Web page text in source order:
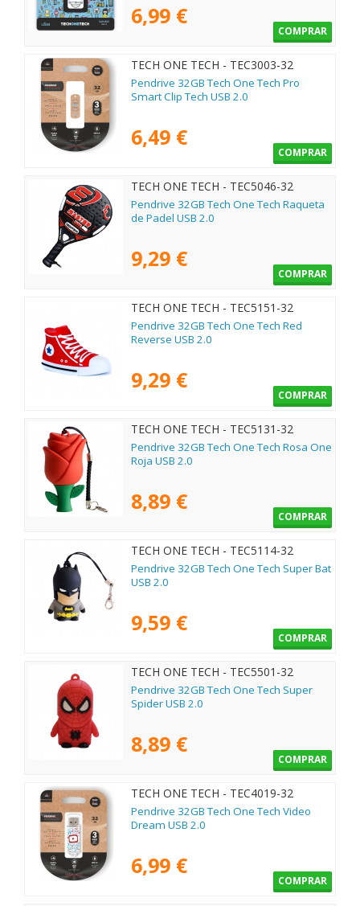
6,99 €
COMPRAR
TECH ONE TECH - TEC3003-32
Pendrive 32GB Tech One Tech Pro
Smart Clip Tech USB 2.0
6,49 €
COMPRAR
TECH ONE TECH - TEC5046-32
Pendrive 32GB Tech One Tech Raqueta
de Padel USB 2.0
9,29 €
COMPRAR
TECH ONE TECH - TEC5151-32
Pendrive 32GB Tech One Tech Red
Reverse USB 2.0
9,29 €
COMPRAR
TECH ONE TECH - TEC5131-32
Pendrive 32GB Tech One Tech Rosa One
Roja USB 2.0
8,89 €
COMPRAR
TECH ONE TECH - TEC5114-32
Pendrive 32GB Tech One Tech Super Bat
USB 2.0
9,59 €
COMPRAR
TECH ONE TECH - TEC5501-32
Pendrive 32GB Tech One Tech Super
Spider USB 2.0
8,89 €
COMPRAR
TECH ONE TECH - TEC4019-32
Pendrive 32GB Tech One Tech Video
Dream USB 2.0
6,99 €
COMPRAR